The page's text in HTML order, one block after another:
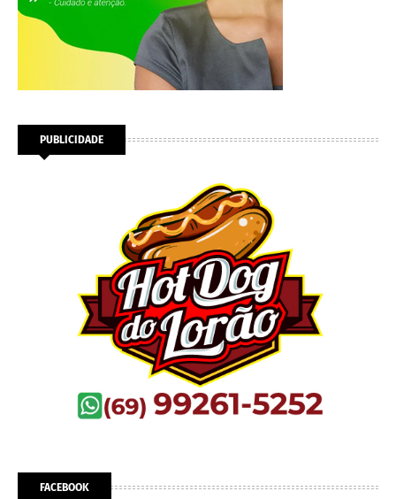
PUBLICIDADE
FACEBOOK